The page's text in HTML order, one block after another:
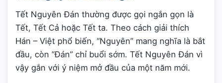
Tết Nguyên Đán thường được gọi ngắn gọn là
Tết, Tết Cả hoặc Tết ta. Theo cách giải thích
Hán – Việt phổ biến, “Nguyên” mang nghĩa là bắt
đầu, còn “Đán” chỉ buổi sớm. Tết Nguyên Đán vì
vậy gắn với ý niệm mở đầu của một năm mới.